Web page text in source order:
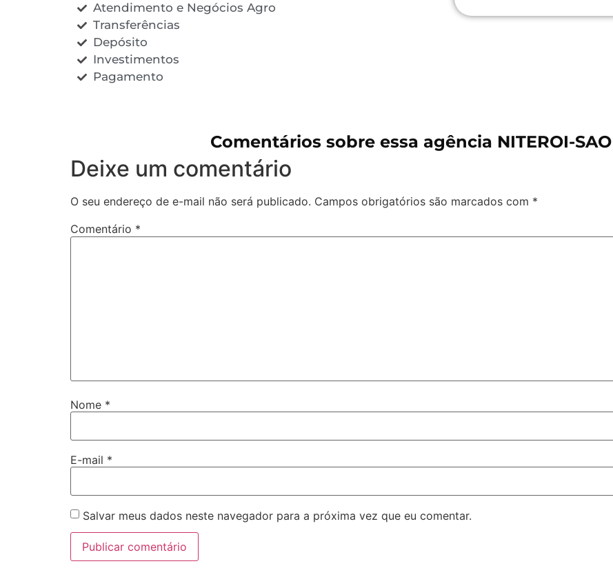
Atendimento e Negócios Agro
Transferências
Depósito
Investimentos
Pagamento
Comentários sobre essa agência NITEROI-SAO
Deixe um comentário
O seu endereço de e-mail não será publicado. Campos obrigatórios são marcados com *
Comentário *
Nome *
E-mail *
Salvar meus dados neste navegador para a próxima vez que eu comentar.